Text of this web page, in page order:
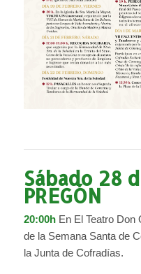
Sábado 28
PREGÓN
20:00hEn El Teatro Don
de la Semana Santa de
la Junta de Cofradías.